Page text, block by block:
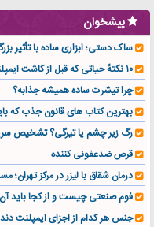
پیشخوان
ساک دستی؛ ابزاری ساده با تأثیر
۱۰ نکتهٔ حیاتی که قبل از کاشت ایمپلنت باید بدانید!
چرا تیشرت ساده همیشه جذابه؟
بهترین کتاب های قانون جذب که
رگ زیر چشم یا تیرگی؟ تشخیص
قرص ضدعفونی کننده
درمان شقاق با لیزر در مرکز تهران؛
فوم صنعتی چیست و از کجا باید آن
جنس هر کدام از اجزای ایمپلنت